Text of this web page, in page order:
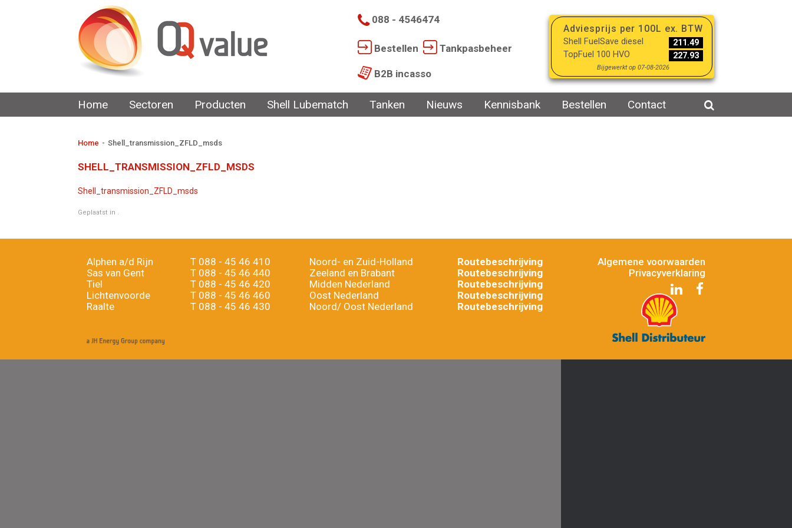
088 - 4546474
Bestellen Tankpasbeheer
B2B incasso
Adviesprijs per 100L ex. BTW
Shell FuelSave diesel
211.49
TopFuel 100 HVO
227.93
Bijgewerkt op 07-08-2026
Home Sectoren Producten Shell Lubematch Tanken Nieuws Kennisbank Bestellen Contact
Home - Shell_transmission_ZFLD_msds
SHELL_TRANSMISSION_ZFLD_MSDS
Shell_transmission_ZFLD_msds
Geplaatst in .
Alphen a/d Rijn
Sas van Gent
Tiel
Lichtenvoorde
Raalte
T 088 - 45 46 410
T 088 - 45 46 440
T 088 - 45 46 420
T 088 - 45 46 460
T 088 - 45 46 430
Noord- en Zuid-Holland
Zeeland en Brabant
Midden Nederland
Oost Nederland
Noord/ Oost Nederland
Routebeschrijving
Routebeschrijving
Routebeschrijving
Routebeschrijving
Routebeschrijving
Algemene voorwaarden
Privacyverklaring